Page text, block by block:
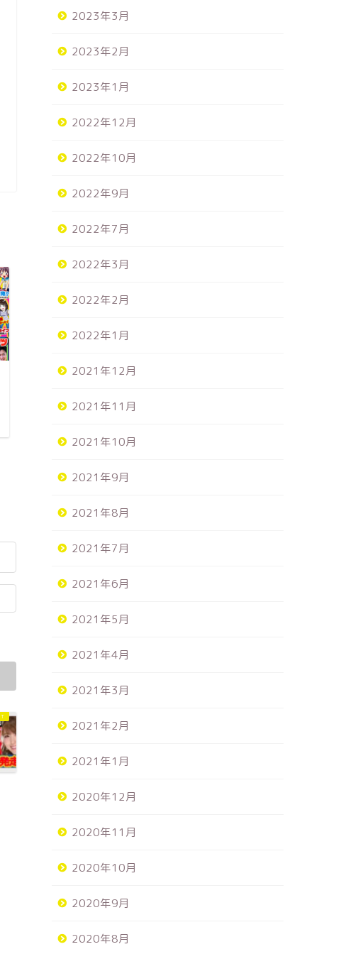
オンラインイベント
2023年3月
2023年2月
2023年1月
2022年12月
2022年10月
2022年9月
2022年7月
2022年3月
2022年2月
2022年1月
2021年12月
2021年11月
2021年10月
2021年9月
2021年8月
2021年7月
2021年6月
2021年5月
2021年4月
2021年3月
2021年2月
2021年1月
2020年12月
2020年11月
2020年10月
2020年9月
2020年8月